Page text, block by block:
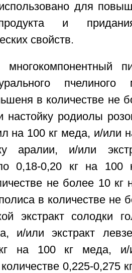
для
и
свойств.
многокомпонентный
в количестве не
настойку родиолы
на 100 кг меда, и/или
аралии, и/или
0,18-0,20 кг на 100
не более 10 кг
в количестве не
экстракт солодки
и/или экстракт
на 100 кг меда, и/
0,225-0,275